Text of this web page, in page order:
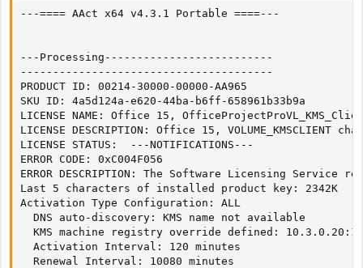
---==== AAct x64 v4.3.1 Portable ====---
---Processing--------------------------
---------------------------------------
PRODUCT ID: 00214-30000-00000-AA965
SKU ID: 4a5d124a-e620-44ba-b6ff-658961b33b9a
LICENSE NAME: Office 15,
LICENSE DESCRIPTION: Office 15, VOLUME_KMSCLIENT
LICENSE STATUS:  ---NOTIFICATIONS---
ERROR CODE: 0xC004F056
ERROR DESCRIPTION: The Software Licensing
Last 5 characters of installed product key: 2342K
Activation Type Configuration: ALL
  DNS auto-discovery: KMS name not available
KMS machine registry override defined:
  Activation Interval: 120 minutes
  Renewal Interval: 10080 minutes